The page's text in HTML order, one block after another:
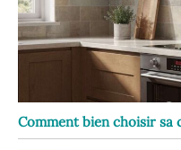
Comment bien choisir sa